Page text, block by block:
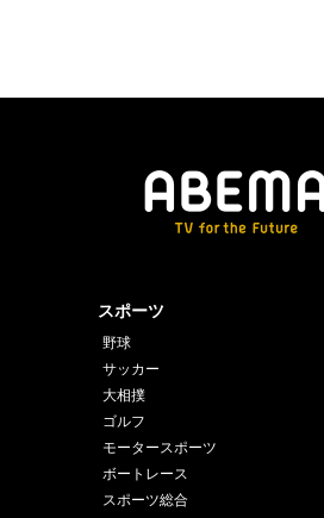
スポーツ
野球
サッカー
大相撲
ゴルフ
モータースポーツ
ボートレース
スポーツ総合